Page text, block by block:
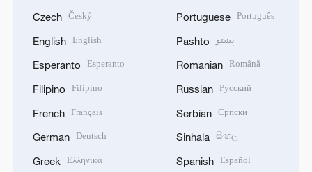
Czech Český
English English
Esperanto Esperanto
Filipino Filipino
French Français
German Deutsch
Greek Ελληνικά
Portuguese Português
Pashto پښتو
Romanian Română
Russian Русский
Serbian Српски
Sinhala සිංහල
Spanish Español